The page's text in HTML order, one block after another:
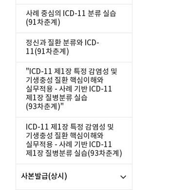
사례 중심의 ICD-11 분류 실습
(91차춘계)
정신과 질환 분류와 ICD-
11(91차춘계)
"ICD-11 제1장 특정 감염성 및
기생충성 질환 핵심이해와
실무적용 - 사례 기반 ICD-11
제1장 질병분류 실습
(93차춘계)"
ICD-11 제1장 특정 감염성 및
기생충성 질환 핵심이해와
실무적용 - 사례 기반 ICD-11
제1장 질병분류 실습(93차춘계)
사본발급(상시)